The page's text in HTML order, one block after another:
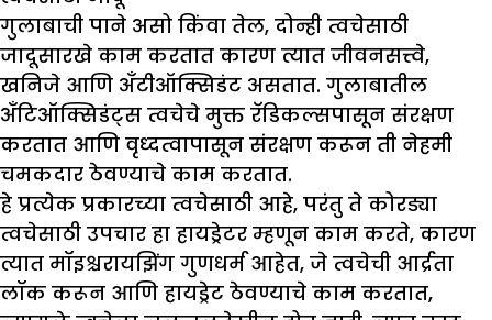
गुलाबाची पाने असो किंवा तेल, दोन्ही त्वचेसाठी
जादूसारखे काम करतात कारण त्यात जीवनसत्त्वे,
खनिजे आणि अँटीऑक्सिडंट असतात. गुलाबातील
अँटिऑक्सिडंट्स त्वचेचे मुक्त रॅडिकल्सपासून संरक्षण
करतात आणि वृध्दत्वापासून संरक्षण करून ती नेहमी
चमकदार ठेवण्याचे काम करतात.
हे प्रत्येक प्रकारच्या त्वचेसाठी आहे, परंतु ते कोरड्या
त्वचेसाठी उपचार हा हायड्रेटर म्हणून काम करते, कारण
त्यात मॉइश्चरायझिंग गुणधर्म आहेत, जे त्वचेची आर्द्रता
लॉक करून आणि हायड्रेट ठेवण्याचे काम करतात,